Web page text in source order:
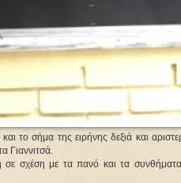
το σήμα της ειρήνης δεξιά και
Γιαννιτσά.
σχέση με τα πανό και τα